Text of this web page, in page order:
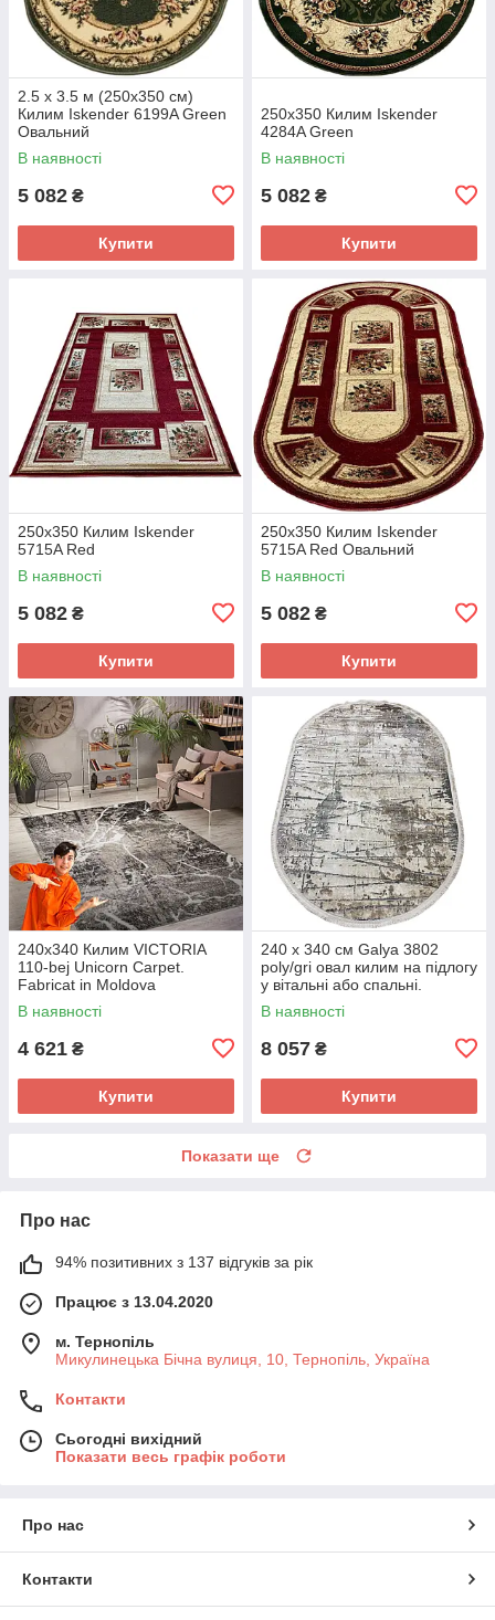
2.5 х 3.5 м (250х350 см)
Килим Iskender 6199A Green
Овальний
В наявності
5 082 ₴
Купити
250x350 Килим Iskender
4284A Green
В наявності
5 082 ₴
Купити
250x350 Килим Iskender
5715A Red
В наявності
5 082 ₴
Купити
250x350 Килим Iskender
5715A Red Овальний
В наявності
5 082 ₴
Купити
240х340 Килим VICTORIA
110-bej Unicorn Carpet.
Fabricat in Moldova
В наявності
4 621 ₴
Купити
240 x 340 см Galya 3802
poly/gri овал килим на підлогу
у вітальні або спальні.
В наявності
8 057 ₴
Купити
Показати ще
Про нас
94% позитивних з 137 відгуків за рік
Працює з 13.04.2020
м. Тернопіль
Микулинецька Бічна вулиця, 10, Тернопіль, Україна
Контакти
Сьогодні вихідний
Показати весь графік роботи
Про нас
Контакти